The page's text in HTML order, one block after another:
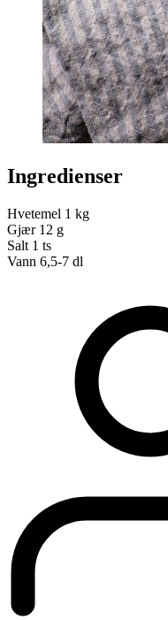
Ingredienser
Hvetemel 1 kg
Gjær 12 g
Salt 1 ts
Vann 6,5-7 dl